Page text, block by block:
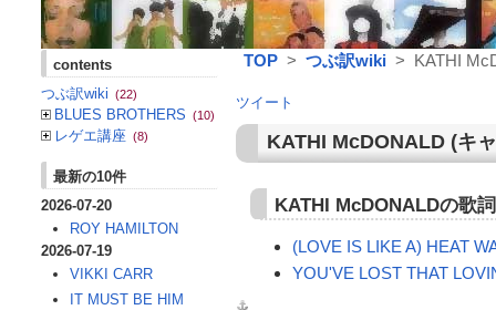
TOP > つぶ訳wiki > KATHI
ツイート
KATHI McDONALD(キ
KATHI McDONALDの歌
(LOVE IS LIKE A) HEAT
YOU'VE LOST THAT
contents
つぶ訳wiki (22)
BLUES BROTHERS (10)
レゲエ講座 (8)
最新の10件
2026-07-20
ROY HAMILTON
2026-07-19
VIKKI CARR
IT MUST BE HIM